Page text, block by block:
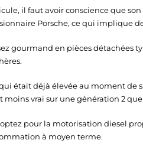
il faut avoir conscience que
Porsche, ce qui implique
gourmand en pièces détachées
était déjà élevée au moment de
vrai sur une génération 2
pour la motorisation diesel
à moyen terme.